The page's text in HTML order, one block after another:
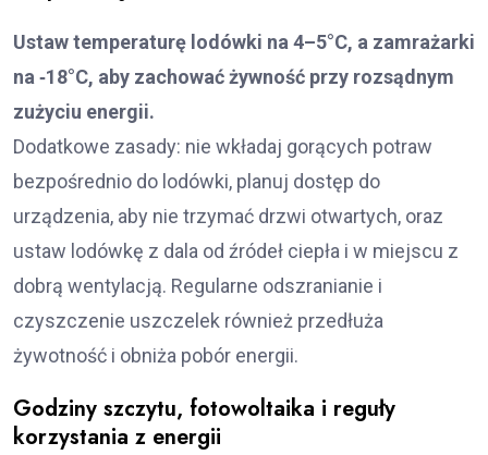
Ustaw temperaturę lodówki na 4–5°C, a zamrażarki
na ‑18°C, aby zachować żywność przy rozsądnym
zużyciu energii.
Dodatkowe zasady: nie wkładaj gorących potraw
bezpośrednio do lodówki, planuj dostęp do
urządzenia, aby nie trzymać drzwi otwartych, oraz
ustaw lodówkę z dala od źródeł ciepła i w miejscu z
dobrą wentylacją. Regularne odszranianie i
czyszczenie uszczelek również przedłuża
żywotność i obniża pobór energii.
Godziny szczytu, fotowoltaika i reguły
korzystania z energii